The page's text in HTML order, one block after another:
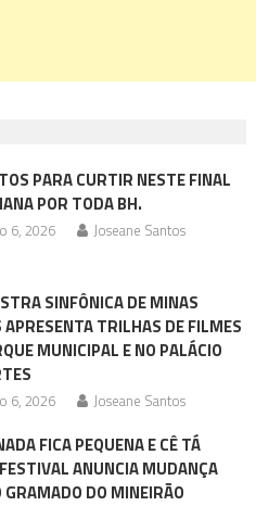
PARA CURTIR NESTE FINAL
POR TODA BH.
6, 2026 Joseane Santos
SINFÔNICA DE MINAS
APRESENTA TRILHAS DE FILMES
MUNICIPAL E NO PALÁCIO
6, 2026 Joseane Santos
FICA PEQUENA E CÊ TÁ
ANUNCIA MUDANÇA
GRAMADO DO MINEIRÃO